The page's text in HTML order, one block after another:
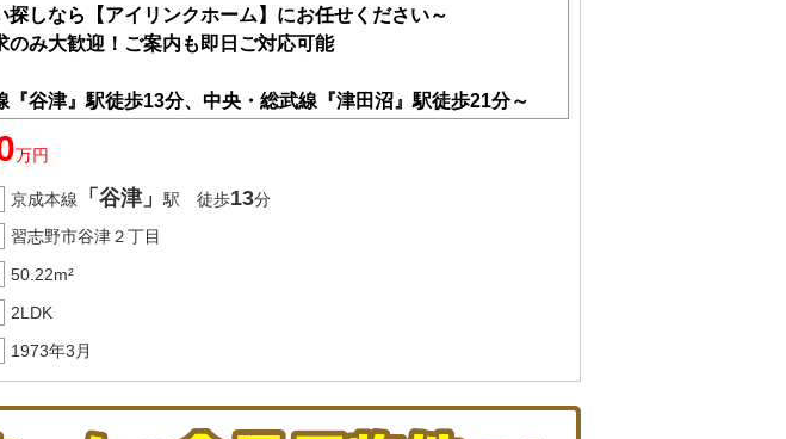
探しなら【アイリンクホーム】にお任せください～
のみ大歓迎！ご案内も即日ご対応可能
『谷津』駅徒歩13分、中央・総武線『津田沼』駅徒歩21分～
万円
京成本線 「谷津」駅 徒歩13分
習志野市谷津２丁目
50.22m²
2LDK
1973年3月